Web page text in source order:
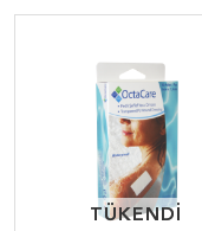
TÜKENDİ
TÜKENDİ